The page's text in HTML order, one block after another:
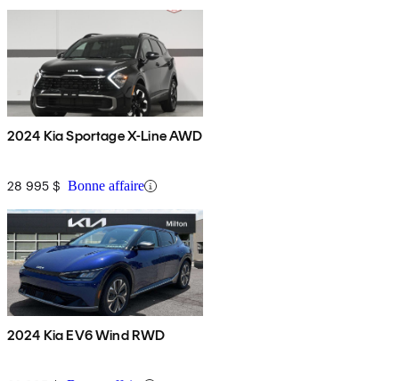
2024 Kia Sportage X-Line AWD
28 995 $ Bonne affaire
2024 Kia EV6 Wind RWD